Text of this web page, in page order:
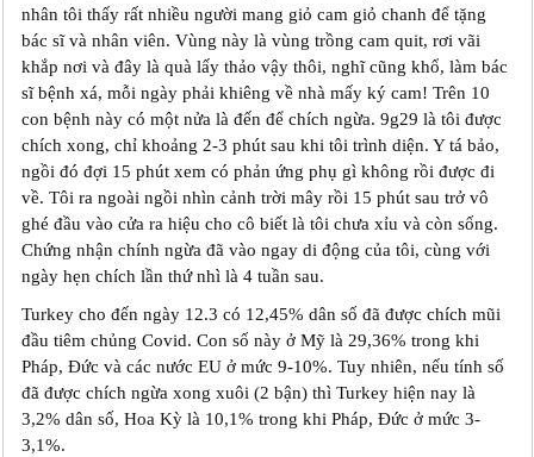
nhân tôi thấy rất nhiều người mang giỏ cam giỏ chanh để tặng
bác sĩ và nhân viên. Vùng này là vùng trồng cam quit, rơi vãi
khắp nơi và đây là quà lấy thảo vậy thôi, nghĩ cũng khổ, làm bác
sĩ bệnh xá, mỗi ngày phải khiêng về nhà mấy ký cam! Trên 10
con bệnh này có một nửa là đến để chích ngừa. 9g29 là tôi được
chích xong, chỉ khoảng 2-3 phút sau khi tôi trình diện. Y tá bảo,
ngồi đó đợi 15 phút xem có phản ứng phụ gì không rồi được đi
về. Tôi ra ngoài ngồi nhìn cảnh trời mây rồi 15 phút sau trở vô
ghé đầu vào cửa ra hiệu cho cô biết là tôi chưa xỉu và còn sống.
Chứng nhận chính ngừa đã vào ngay di động của tôi, cùng với
ngày hẹn chích lần thứ nhì là 4 tuần sau.
Turkey cho đến ngày 12.3 có 12,45% dân số đã được chích mũi
đầu tiêm chủng Covid. Con số này ở Mỹ là 29,36% trong khi
Pháp, Đức và các nước EU ở mức 9-10%. Tuy nhiên, nếu tính số
đã được chích ngừa xong xuôi (2 bận) thì Turkey hiện nay là
3,2% dân số, Hoa Kỳ là 10,1% trong khi Pháp, Đức ở mức 3-
3,1%.